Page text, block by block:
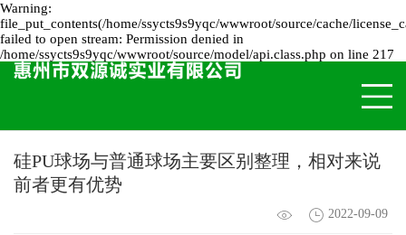
Warning:
file_put_contents(/home/ssycts9s9yqc/wwwroot/source/cache/
failed to open stream: Permission denied in
/home/ssycts9s9yqc/wwwroot/source/model/api.class.php on line 217
硅PU球场与普通球场主要区别整理，相对来说
前者更有优势
2022-09-09